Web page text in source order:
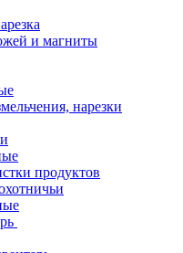
и магниты
нарезки
продуктов